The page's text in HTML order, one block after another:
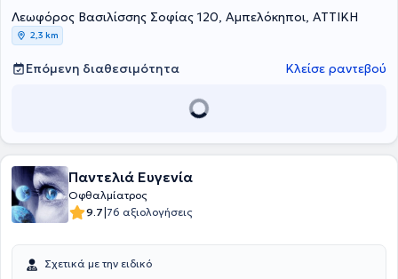
στοχευμένη θεραπεία στον οφθαλμολογικό ασθενή, laser -
μυωπίας, καταρράκτης, γλαύκωμα, παθήσεις του
αμφιβληστροειδούς (ηλιακή εκφύλιση ωχράς κηλίδας).
Λεωφόρος Βασιλίσσης Σοφίας 120, Αμπελόκηποι, ΑΤΤΙΚΗ
2,3 km
Επόμενη διαθεσιμότητα Κλείσε ραντεβού
Παντελιά Ευγενία
Οφθαλμίατρος
9.7|76 αξιολογήσεις
Σχετικά με την ειδικό